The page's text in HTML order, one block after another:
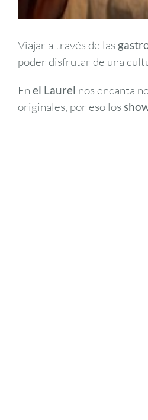
Viajar a través de las
poder disfrutar de una
En el Laurel nos encanta
originales, por eso los